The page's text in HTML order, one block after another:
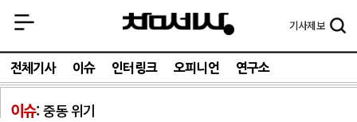
기사제보
전체기사 이슈 인터링크 오피니언 연구소
이슈 중동 위기